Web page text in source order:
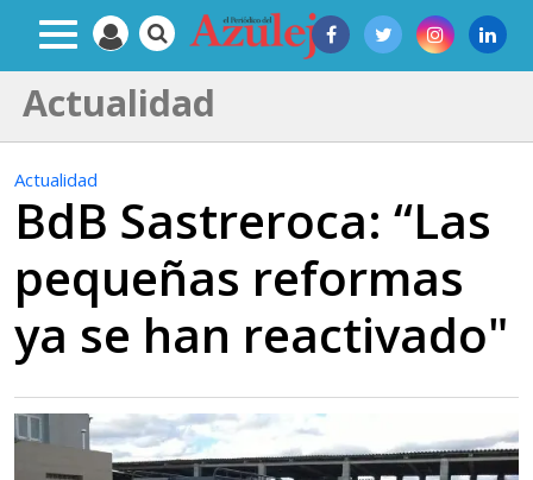
Actualidad
Actualidad
BdB Sastreroca: “Las
pequeñas reformas
ya se han reactivado"